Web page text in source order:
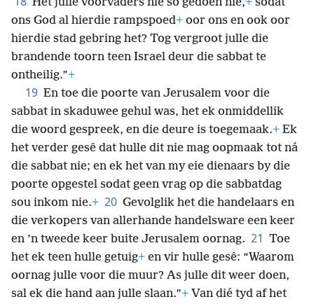
ons God al hierdie rampspoed+ oor ons en ook oor
hierdie stad gebring het? Tog vergroot julle die
brandende toorn teen Israel deur die sabbat te
ontheilig.”+
19 En toe die poorte van Jerusalem voor die
sabbat in skaduwee gehul was, het ek onmiddellik
die woord gespreek, en die deure is toegemaak.+ Ek
het verder gesê dat hulle dit nie mag oopmaak tot ná
die sabbat nie; en ek het van my eie dienaars by die
poorte opgestel sodat geen vrag op die sabbatdag
sou inkom nie.+ 20 Gevolglik het die handelaars en
die verkopers van allerhande handelsware een keer
en ’n tweede keer buite Jerusalem oornag. 21 Toe
het ek teen hulle getuig+ en vir hulle gesê: “Waarom
oornag julle voor die muur? As julle dit weer doen,
sal ek die hand aan julle slaan.”+ Van dié tyd af het